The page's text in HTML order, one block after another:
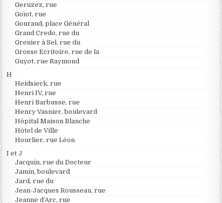
Geruzez, rue
Goïot, rue
Gouraud, place Général
Grand Credo, rue du
Grenier à Sel, rue du
Grosse Ecritoire, rue de la
Guyot, rue Raymond
H
Heidsieck, rue
Henri IV, rue
Henri Barbusse, rue
Henry Vasnier, boulevard
Hôpital Maison Blanche
Hôtel de Ville
Hourlier, rue Léon
I et J
Jacquin, rue du Docteur
Jamin, boulevard
Jard, rue du
Jean-Jacques Rousseau, rue
Jeanne d’Arc, rue